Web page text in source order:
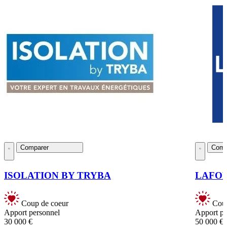
Comparer
ISOLATION BY TRYBA
Coup de coeur
Apport personnel
30 000 €
Apport
50 000 €